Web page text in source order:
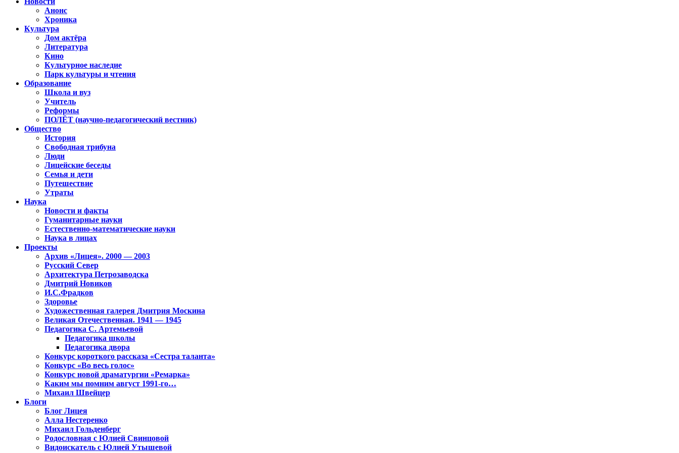
Анонс
Хроника
Культура
Дом актёра
Литература
Кино
Культурное наследие
Парк культуры и чтения
Образование
Школа и вуз
Учитель
Реформы
ПОЛЁТ (научно-педагогический вестник)
Общество
История
Свободная трибуна
Люди
Лицейские беседы
Семья и дети
Путешествие
Утраты
Наука
Новости и факты
Гуманитарные науки
Естественно-математические науки
Наука в лицах
Проекты
Архив «Лицея». 2000 — 2003
Русский Север
Архитектура Петрозаводска
Дмитрий Новиков
И.С.Фрадков
Здоровье
Художественная галерея Дмитрия Москина
Великая Отечественная. 1941 — 1945
Педагогика С. Артемьевой
Педагогика школы
Педагогика двора
Конкурс короткого рассказа «Сестра таланта»
Конкурс «Во весь голос»
Конкурс новой драматургии «Ремарка»
Каким мы помним август 1991-го…
Михаил Швейцер
Блоги
Блог Лицея
Алла Нестеренко
Михаил Гольденберг
Родословная с Юлией Свинцовой
Видоискатель с Юлией Утышевой